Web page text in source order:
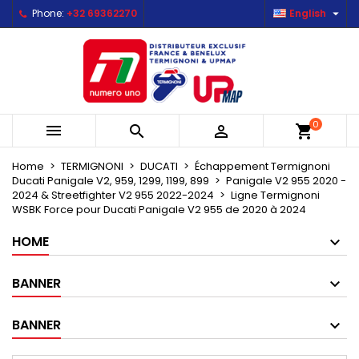
Phone: +32 69362270 English 
   shopping_cart0
Home TERMIGNONI DUCATI
Échappement Termignoni
Ducati Panigale V2, 959, 1299, 1199, 899
Panigale V2 955 2020 -
2024 & Streetfighter V2 955 2022-2024
Ligne Termignoni
WSBK Force pour Ducati Panigale V2 955 de 2020 à 2024
HOME
BANNER
BANNER
Mes listes d'envies ×
Créer une nouvelle liste
Create wishlist ×
Wishlist name
Sign in ×
You need to be logged in to save products in your
Cancel Sign in